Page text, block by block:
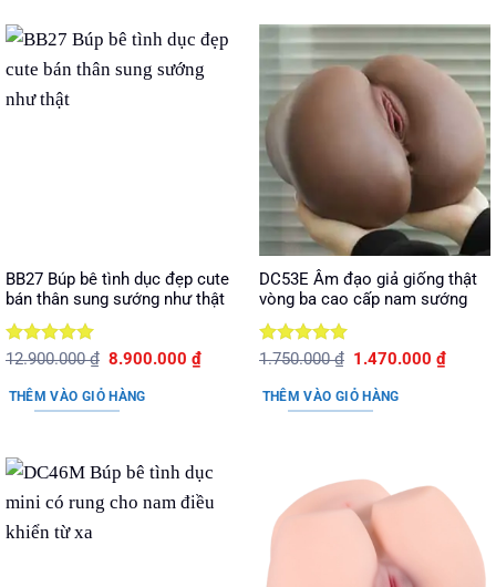
BB27 Búp bê tình dục đẹp cute
bán thân sung sướng như thật
Được xếp
sao
12.900.000₫ Giá
là:
12.900.000 ₫.
8.900.000₫Giá
THÊM VÀO GIỎ HÀNG
DC53E Âm đạo giả giống thật
vòng ba cao cấp nam sướng
Được xếp
sao
1.750.000₫ Giá
là:
1.750.000 ₫.
1.470.000₫Giá
THÊM VÀO GIỎ HÀNG